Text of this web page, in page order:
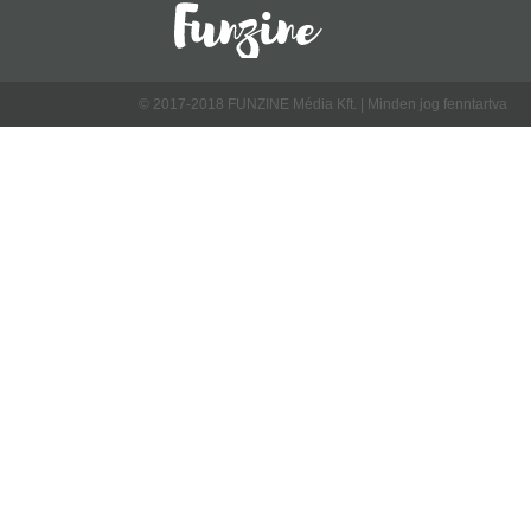
© 2017-2018 FUNZINE Média Kft. | Minden jog fenntartva